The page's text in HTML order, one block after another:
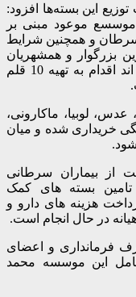
این بسته‌ها افزود:
موعود مبنی بر
سرطان و همچنین شرایط
بزرگوار و همشهریان
نیکوکار که همیشه حامی این انجمن بوده اند اقدام به تهیه 10 قلم
لوبیا، ماکارونی،
خریداری شده و میان
از بیماران سرطانی
تامین بسته های کمک
هزینه های دارو و
در حال انجام است.
فرمانداری و اعضای
این موسسه محمد